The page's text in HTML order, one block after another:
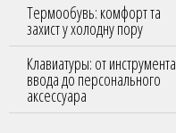
Термообувь: комфорт та
захист у холодну пору
Клавиатуры: от инструмента
ввода до персонального
аксессуара